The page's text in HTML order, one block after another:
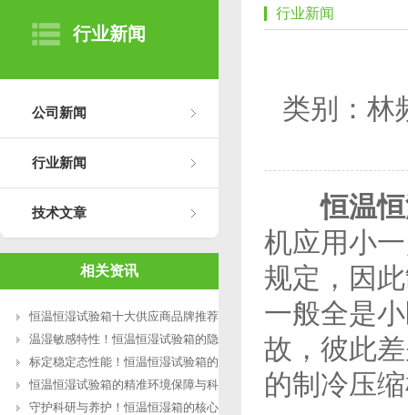
行业新闻
公司新闻
行业新闻
技术文章
相关资讯
恒温恒湿试验箱十大供应商品牌推荐
温湿敏感特性！恒温恒湿试验箱的隐性失
标定稳定态性能！恒温恒湿试验箱的微环
恒温恒湿试验箱的精准环境保障与科研赋
守护科研与养护！恒温恒湿箱的核心价值
行业新闻
类别：林
恒温
机应用小
规定，因
一般全是
故，彼此
的制冷压